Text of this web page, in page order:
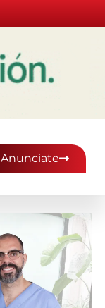
Anunciate